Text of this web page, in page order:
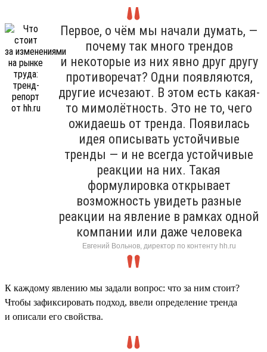
Первое, о чём мы начали думать, —
почему так много трендов
и некоторые из них явно друг другу
противоречат? Одни появляются,
другие исчезают. В этом есть какая-
то мимолётность. Это не то, чего
ожидаешь от тренда. Появилась
идея описывать устойчивые
тренды — и не всегда устойчивые
реакции на них. Такая
формулировка открывает
возможность увидеть разные
реакции на явление в рамках одной
компании или даже человека
Евгений Вольнов, директор по контенту hh.ru
К каждому явлению мы задали вопрос: что за ним стоит?
Чтобы зафиксировать подход, ввели определение тренда
и описали его свойства.